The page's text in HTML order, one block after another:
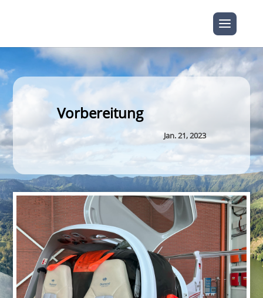
Vorbereitung
Jan. 21, 2023